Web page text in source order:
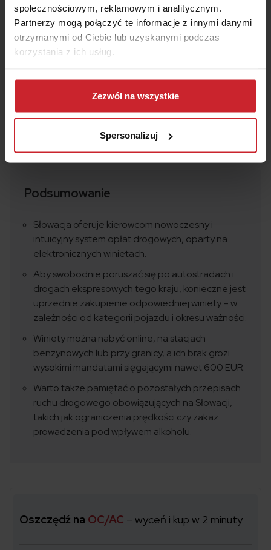
społecznościowym, reklamowym i analitycznym.
Partnerzy mogą połączyć te informacje z innymi danymi
otrzymanymi od Ciebie lub uzyskanymi podczas
korzystania z ich usług.
Dowiedz się więcej na temat tego, kim jesteśmy, jak
można się z nami skontaktować i w jaki sposób
przetwarzamy dane osobowe w ramachPolityki
Zezwól na wszystkie
Spersonalizuj
1 Porównaj w 5 minut
2 Kup ubezpieczenie
Oblicz składkę
Podsumowanie
Słowacja oferuje kierowcom nowoczesny i
intuicyjny system opłat drogowych, oparty na
elektronicznych winietach.
Aby swobodnie poruszać się po autostradach i
drogach ekspresowych tego kraju, konieczne jest
uprzednie zakupienie odpowiedniej winiety – w
zależności od kategorii pojazdu i okresu ważności.
Winiety można nabyć online, na stacjach
benzynowych lub przy granicy, a ich brak grozi
wysokimi mandatami sięgającymi nawet 600 EUR.
Warto także pamiętać o pozostałych przepisach
ruchu drogowego obowiązujących na Słowacji,
takich jak ograniczenia prędkości czy zakaz
prowadzenia pod wpływem alkoholu.
Oszczędź na OC/AC – wyceń i kup w 2 minuty